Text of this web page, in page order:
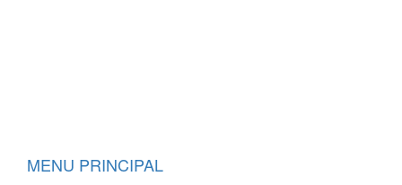
MENU PRINCIPAL